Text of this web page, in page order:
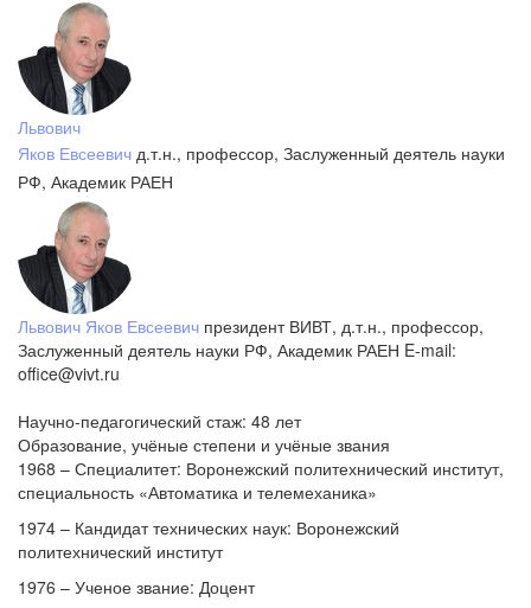
Львович
Яков Евсеевич д.т.н., профессор, Заслуженный деятель науки
РФ, Академик РАЕН
Львович Яков Евсеевич президент ВИВТ, д.т.н., профессор,
Заслуженный деятель науки РФ, Академик РАЕН E-mail:
office@vivt.ru
Научно-педагогический стаж: 48 лет
Образование, учёные степени и учёные звания
1968 – Специалитет: Воронежский политехнический институт,
специальность «Автоматика и телемеханика»
1974 – Кандидат технических наук: Воронежский
политехнический институт
1976 – Ученое звание: Доцент